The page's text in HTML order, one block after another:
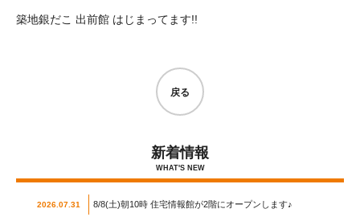
築地銀だこ 出前館 はじまってます!!
戻る
新着情報
WHAT'S NEW
2026.07.31 8/8(土)朝10時 住宅情報館が2階にオープンします♪